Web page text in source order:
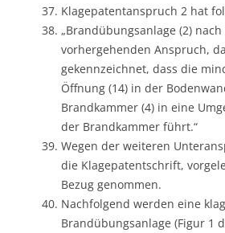
Klagepatentanspruch 2 hat
„Brandübungsanlage (2) nach
vorhergehenden Anspruch,
gekennzeichnet, dass die
Öffnung (14) in der
Brandkammer (4) in eine
der Brandkammer führt.“
Wegen der weiteren
die Klagepatentschrift,
Bezug genommen.
Nachfolgend werden eine
Brandübungsanlage (Figur 1